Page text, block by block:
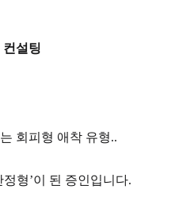
설팅
회피형 애착 유형..
형’이 된 증인입니다.